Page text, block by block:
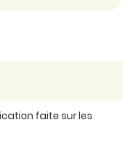
faite sur les